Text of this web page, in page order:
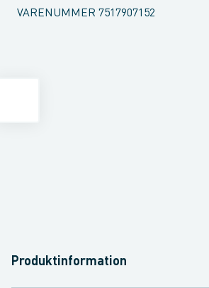
VARENUMMER 7517907152
Produktinformation